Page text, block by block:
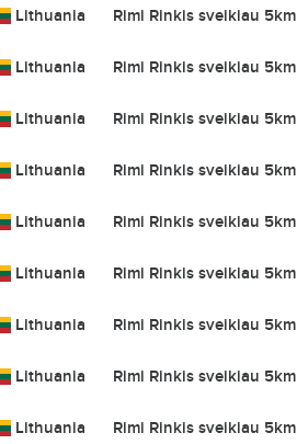
Lithuania Rimi Rinkis sveikiau 5km
Lithuania Rimi Rinkis sveikiau 5km
Lithuania Rimi Rinkis sveikiau 5km
Lithuania Rimi Rinkis sveikiau 5km
Lithuania Rimi Rinkis sveikiau 5km
Lithuania Rimi Rinkis sveikiau 5km
Lithuania Rimi Rinkis sveikiau 5km
Lithuania Rimi Rinkis sveikiau 5km
Lithuania Rimi Rinkis sveikiau 5km